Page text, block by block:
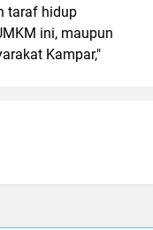
taraf hidup
ini, maupun
Kampar,"